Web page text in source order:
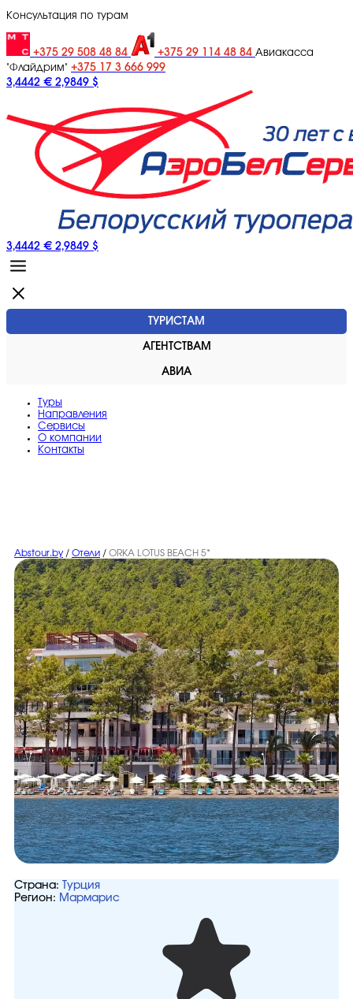
Консультация по турам
+375 29 508 48 84 +375 29 114 48 84 Авиакасса
"Флайдрим" +375 17 3 666 999
3,4442 € 2,9849 $
3,4442 € 2,9849 $
ТУРИСТАМ
АГЕНТСТВАМ
АВИА
Туры
Направления
Сервисы
O компании
Контакты
Abstour.by / Отели / ORKA LOTUS BEACH 5*
Страна:
Турция
Регион: Мармарис